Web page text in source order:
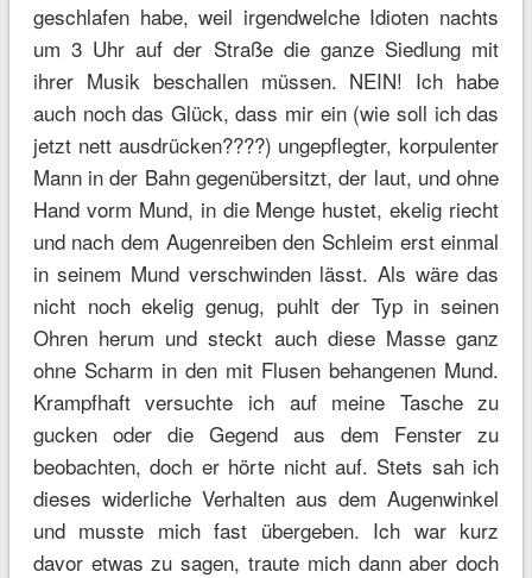
geschlafen habe, weil irgendwelche Idioten nachts
um 3 Uhr auf der Straße die ganze Siedlung mit
ihrer Musik beschallen müssen. NEIN! Ich habe
auch noch das Glück, dass mir ein (wie soll ich das
jetzt nett ausdrücken????) ungepflegter, korpulenter
Mann in der Bahn gegenübersitzt, der laut, und ohne
Hand vorm Mund, in die Menge hustet, ekelig riecht
und nach dem Augenreiben den Schleim erst einmal
in seinem Mund verschwinden lässt. Als wäre das
nicht noch ekelig genug, puhlt der Typ in seinen
Ohren herum und steckt auch diese Masse ganz
ohne Scharm in den mit Flusen behangenen Mund.
Krampfhaft versuchte ich auf meine Tasche zu
gucken oder die Gegend aus dem Fenster zu
beobachten, doch er hörte nicht auf. Stets sah ich
dieses widerliche Verhalten aus dem Augenwinkel
und musste mich fast übergeben. Ich war kurz
davor etwas zu sagen, traute mich dann aber doch